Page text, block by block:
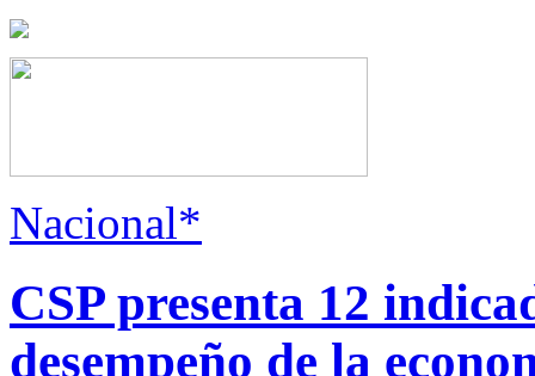
Nacional*
CSP presenta 12
desempeño de la